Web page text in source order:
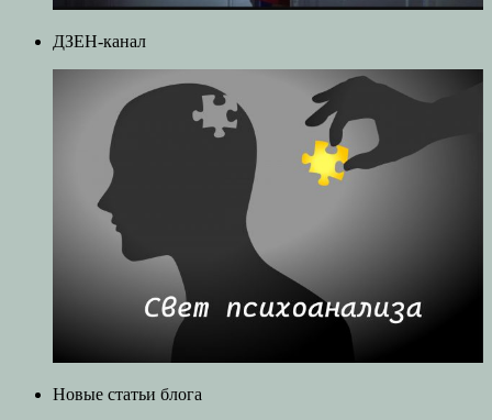
ДЗЕН-канал
Новые статьи блога